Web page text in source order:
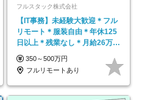
フルスタック株式会社
【IT事務】未経験大歓迎＊フル
リモート＊服装自由＊年休125
日以上＊残業なし＊月給26万円
以上
350～500万円
フルリモートあり